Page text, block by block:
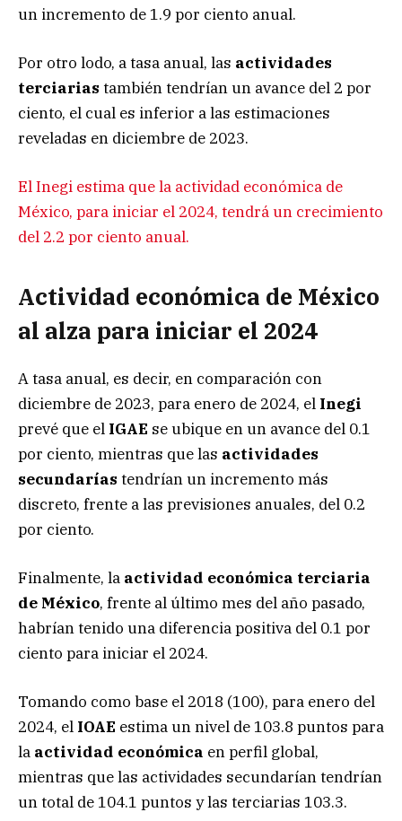
un incremento de 1.9 por ciento anual.
Por otro lodo, a tasa anual, las actividades
terciarias también tendrían un avance del 2 por
ciento, el cual es inferior a las estimaciones
reveladas en diciembre de 2023.
El Inegi estima que la actividad económica de
México, para iniciar el 2024, tendrá un crecimiento
del 2.2 por ciento anual.
Actividad económica de México
al alza para iniciar el 2024
A tasa anual, es decir, en comparación con
diciembre de 2023, para enero de 2024, el Inegi
prevé que el IGAE se ubique en un avance del 0.1
por ciento, mientras que las actividades
secundarías tendrían un incremento más
discreto, frente a las previsiones anuales, del 0.2
por ciento.
Finalmente, la actividad económica terciaria
de México, frente al último mes del año pasado,
habrían tenido una diferencia positiva del 0.1 por
ciento para iniciar el 2024.
Tomando como base el 2018 (100), para enero del
2024, el IOAE estima un nivel de 103.8 puntos para
la actividad económica en perfil global,
mientras que las actividades secundarían tendrían
un total de 104.1 puntos y las terciarias 103.3.